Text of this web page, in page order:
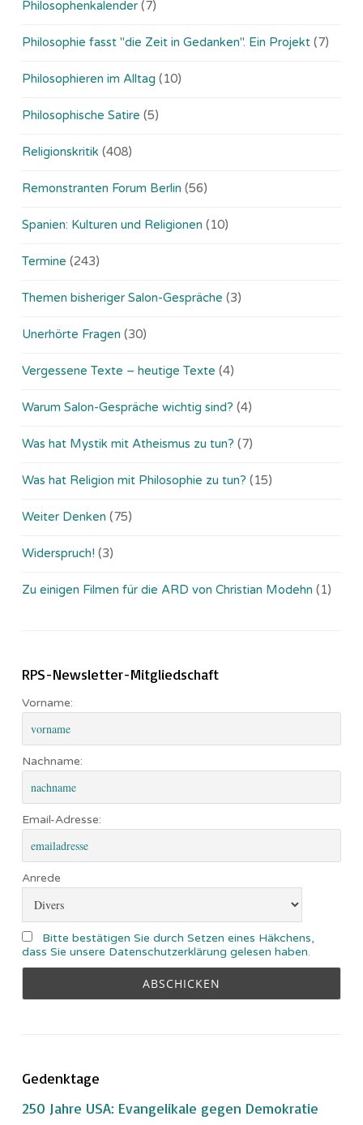
Philosophenkalender (7)
Philosophie fasst "die Zeit in Gedanken". Ein Projekt (7)
Philosophieren im Alltag (10)
Philosophische Satire (5)
Religionskritik (408)
Remonstranten Forum Berlin (56)
Spanien: Kulturen und Religionen (10)
Termine (243)
Themen bisheriger Salon-Gespräche (3)
Unerhörte Fragen (30)
Vergessene Texte – heutige Texte (4)
Warum Salon-Gespräche wichtig sind? (4)
Was hat Mystik mit Atheismus zu tun? (7)
Was hat Religion mit Philosophie zu tun? (15)
Weiter Denken (75)
Widerspruch! (3)
Zu einigen Filmen für die ARD von Christian Modehn (1)
RPS-Newsletter-Mitgliedschaft
Vorname:
Nachname:
Email-Adresse:
Anrede
Bitte bestätigen Sie durch Setzen eines Häkchens,
dass Sie unsere Datenschutzerklärung gelesen haben.
Gedenktage
250 Jahre USA: Evangelikale gegen Demokratie